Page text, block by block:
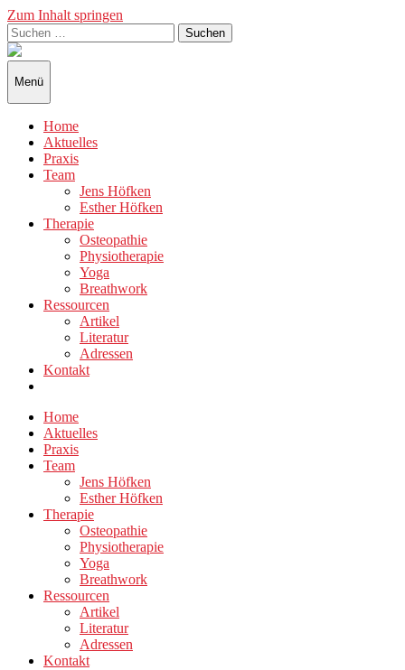
Zum Inhalt springen
Suchen
nach:
Therapie
in
der
Malzfabrik
Menü
Home
Aktuelles
Praxis
Team
Jens Höfken
Esther Höfken
Therapie
Osteopathie
Physiotherapie
Yoga
Breathwork
Ressourcen
Artikel
Literatur
Adressen
Kontakt
Suchformular
an
Home
Aktuelles
Praxis
Team
Jens Höfken
Esther Höfken
Therapie
Osteopathie
Physiotherapie
Yoga
Breathwork
Ressourcen
Artikel
Literatur
Adressen
Kontakt